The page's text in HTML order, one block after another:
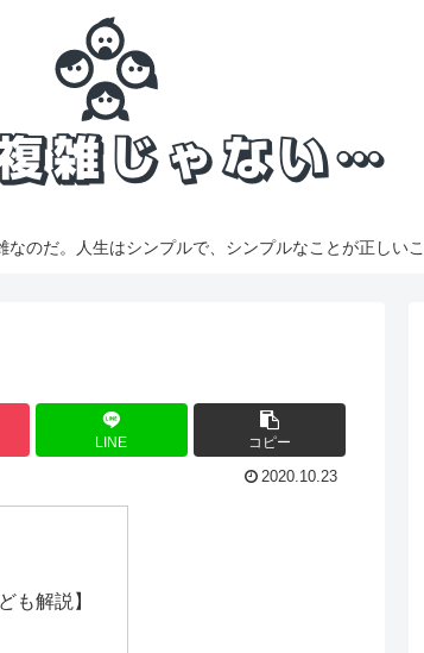
のだ。人生はシンプルで、シンプルなことが正しいこ
LINE コピー
2020.10.23
も解説】